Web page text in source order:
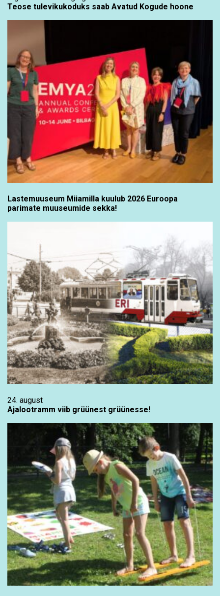
Teose tulevikukoduks saab Avatud Kogude hoone
Lastemuuseum Miiamilla kuulub 2026 Euroopa
parimate muuseumide sekka!
24. august
Ajalootramm viib grüünest grüünesse!